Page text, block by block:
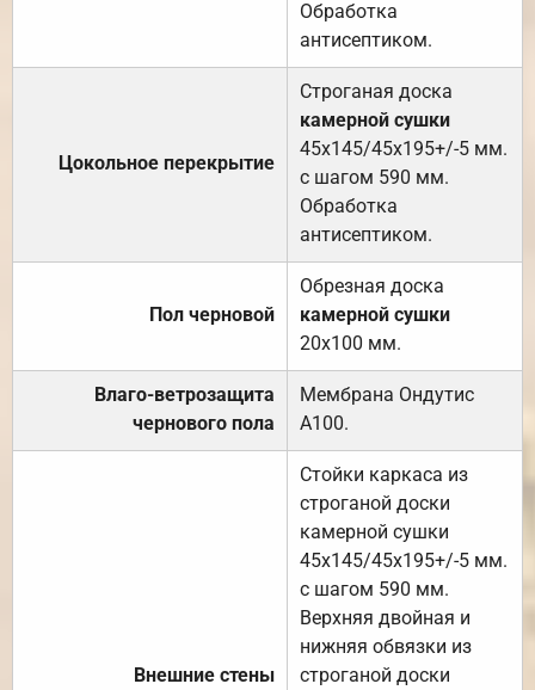
Обработка
антисептиком.
Цокольное перекрытие
Строганая доска
камерной сушки
45х145/45х195+/-5 мм.
с шагом 590 мм.
Обработка
антисептиком.
Пол черновой
Обрезная доска
камерной сушки
20х100 мм.
Влаго-ветрозащита
чернового пола
Мембрана Ондутис
А100.
Внешние стены
Стойки каркаса из
строганой доски
камерной сушки
45х145/45х195+/-5 мм.
с шагом 590 мм.
Верхняя двойная и
нижняя обвязки из
строганой доски